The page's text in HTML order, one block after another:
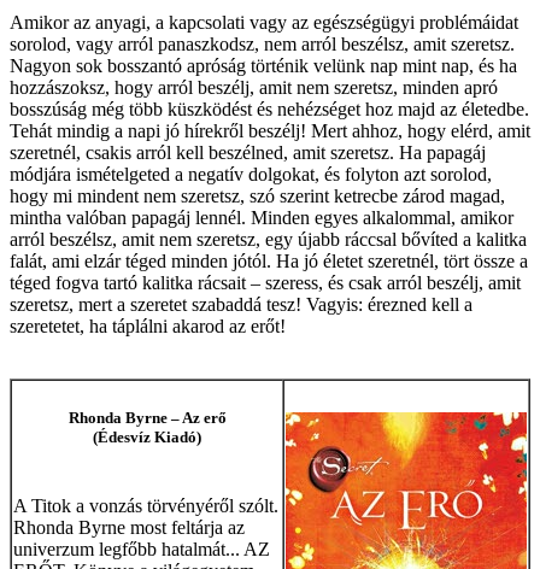
Amikor az anyagi, a kapcsolati vagy az egészségügyi problémáidat
sorolod, vagy arról panaszkodsz, nem arról beszélsz, amit szeretsz.
Nagyon sok bosszantó apróság történik velünk nap mint nap, és ha
hozzászoksz, hogy arról beszélj, amit nem szeretsz, minden apró
bosszúság még több küszködést és nehézséget hoz majd az életedbe.
Tehát mindig a napi jó hírekről beszélj! Mert ahhoz, hogy elérd, amit
szeretnél, csakis arról kell beszélned, amit szeretsz. Ha papagáj
módjára ismételgeted a negatív dolgokat, és folyton azt sorolod,
hogy mi mindent nem szeretsz, szó szerint ketrecbe zárod magad,
mintha valóban papagáj lennél. Minden egyes alkalommal, amikor
arról beszélsz, amit nem szeretsz, egy újabb ráccsal bővíted a kalitka
falát, ami elzár téged minden jótól. Ha jó életet szeretnél, tört össze a
téged fogva tartó kalitka rácsait – szeress, és csak arról beszélj, amit
szeretsz, mert a szeretet szabaddá tesz! Vagyis: érezned kell a
szeretetet, ha táplálni akarod az erőt!
Rhonda Byrne – Az erő
(Édesvíz Kiadó)
A Titok a vonzás törvényéről szólt.
Rhonda Byrne most feltárja az
univerzum legfőbb hatalmát... AZ